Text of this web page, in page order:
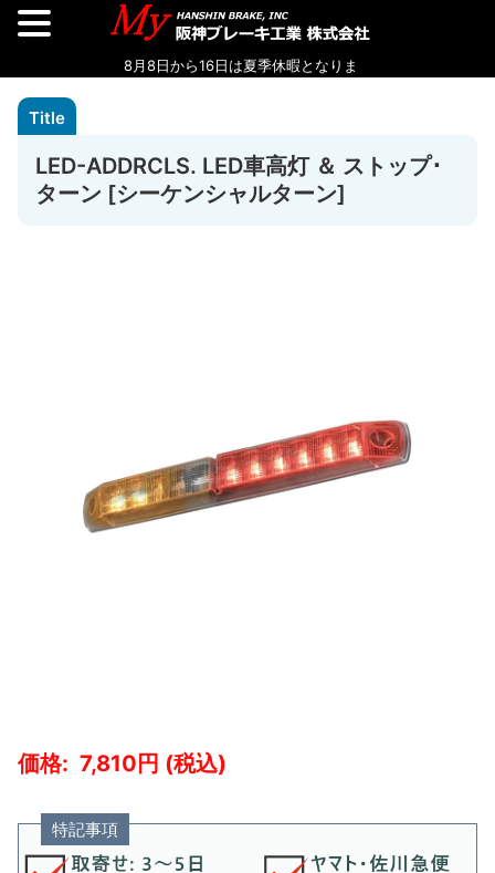
LED-ADDRCLS. LED車高灯 ＆ ストップ･
ターン [シーケンシャルターン]
7,810
特記事項